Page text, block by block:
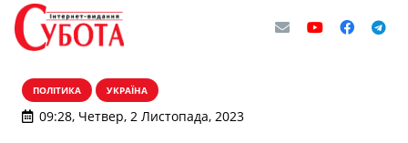
ПОЛІТИКА УКРАЇНА
09:28, Четвер, 2 Листопада, 2023